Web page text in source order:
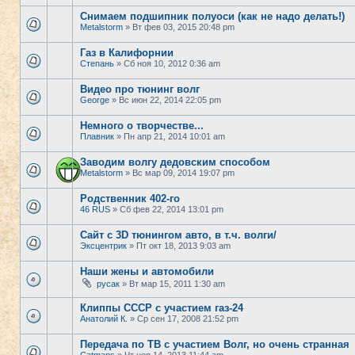
Снимаем подшипник полуоси (как не надо делать!)
Metalstorm » Вт фев 03, 2015 20:48 pm
Газ в Калифорнии
Степань » Сб ноя 10, 2012 0:36 am
Видео про тюнинг волг
George » Вс июн 22, 2014 22:05 pm
Немного о творчестве...
Плавник » Пн апр 21, 2014 10:01 am
Заводим волгу дедовским способом
Metalstorm » Вс мар 09, 2014 19:07 pm
Родственник 402-го
46 RUS » Сб фев 22, 2014 13:01 pm
Сайт с 3D тюнингом авто, в т.ч. волги/
Эксцентрик » Пт окт 18, 2013 9:03 am
Наши жены и автомобили
русак » Вт мар 15, 2011 1:30 am
Клиппы СССР с участием газ-24
Анатолий К. » Ср сен 17, 2008 21:52 pm
Передача по ТВ с участием Волг, но очень странная